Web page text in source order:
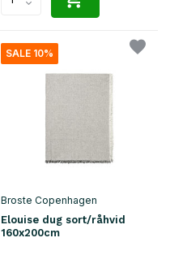
SALE 10%
Broste Copenhagen
Elouise dug sort/råhvid
160x200cm